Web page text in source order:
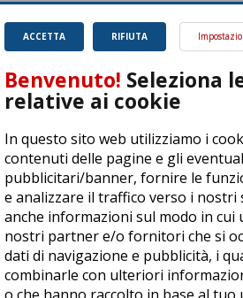
magnifico sport.
Leggi
RIFIUTA
ACCETTA
Benvenuto! Seleziona
relative ai cookie
In questo sito web utilizziamo i
contenuti delle pagine e gli
pubblicitari/banner, fornire le
e analizzare il traffico verso i nostri
anche informazioni sul modo in
nostri partner e/o fornitori che si
dati di navigazione e pubblicità, i
combinarle con ulteriori
ASD Let's Sport - Via T. Olivelli 3, 25014
04278030988
© Copyright 2015 | All Rights Reserved -
Privacy Policy Cookie Policy